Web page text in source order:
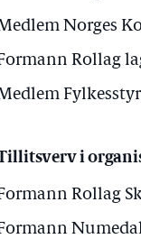
Norges
Rollag
i
Rollag